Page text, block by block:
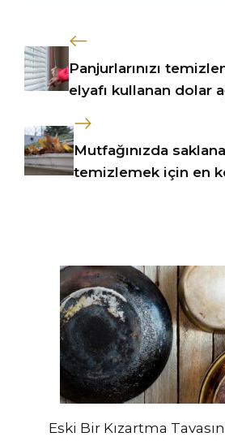
Panjurlarınızı
elyafı kullanan dolar
Mutfağınızda
temizlemek için en
Eski Bir Kızartma